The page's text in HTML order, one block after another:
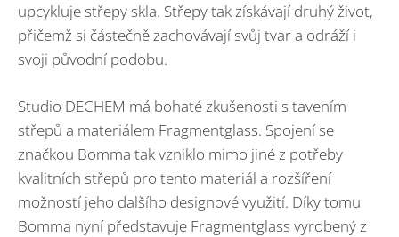
upcykluje střepy skla. Střepy tak získávají druhý život,
přičemž si částečně zachovávají svůj tvar a odráží i
svoji původní podobu.
Studio DECHEM má bohaté zkušenosti s tavením
střepů a materiálem Fragmentglass. Spojení se
značkou Bomma tak vzniklo mimo jiné z potřeby
kvalitních střepů pro tento materiál a rozšíření
možností jeho dalšího designové využití. Díky tomu
Bomma nyní představuje Fragmentglass vyrobený z